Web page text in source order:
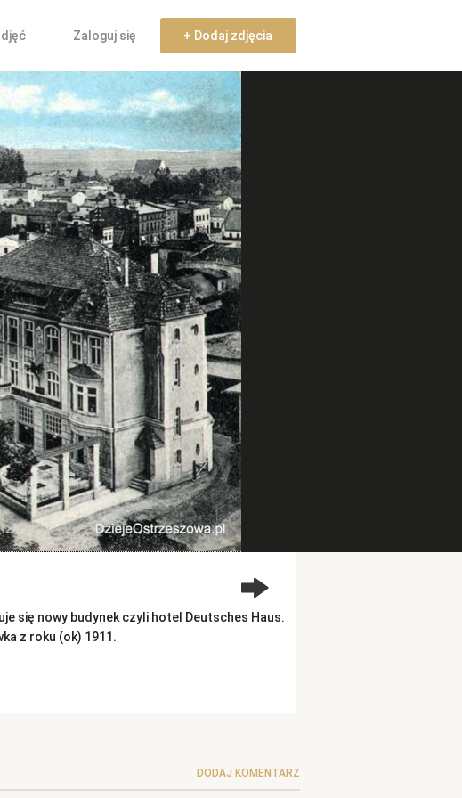
Zaloguj się + Dodaj zdjęcia
się nowy budynek czyli hotel Deutsches Haus.
z roku (ok) 1911.
DODAJ KOMENTARZ